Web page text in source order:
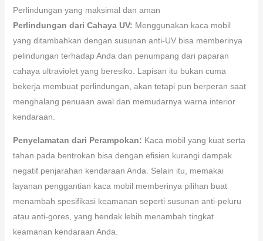
Perlindungan yang maksimal dan aman
Perlindungan dari Cahaya UV: Menggunakan kaca mobil
yang ditambahkan dengan susunan anti-UV bisa memberinya
pelindungan terhadap Anda dan penumpang dari paparan
cahaya ultraviolet yang beresiko. Lapisan itu bukan cuma
bekerja membuat perlindungan, akan tetapi pun berperan saat
menghalang penuaan awal dan memudarnya warna interior
kendaraan.
Penyelamatan dari Perampokan: Kaca mobil yang kuat serta
tahan pada bentrokan bisa dengan efisien kurangi dampak
negatif penjarahan kendaraan Anda. Selain itu, memakai
layanan penggantian kaca mobil memberinya pilihan buat
menambah spesifikasi keamanan seperti susunan anti-peluru
atau anti-gores, yang hendak lebih menambah tingkat
keamanan kendaraan Anda.